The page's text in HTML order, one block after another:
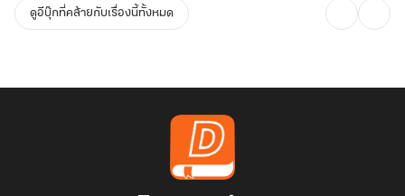
ดูอีบุ๊กที่คล้ายกับเรื่องนี้ทั้งหมด